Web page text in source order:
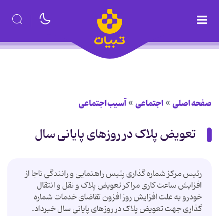
صفحه اصلی اجتماعی آسیب اجتماعی
تعویض پلاک در روزهای پایانی سال
رئیس مرکز شماره گذاری پلیس راهنمایی و رانندگی ناجا از
افزایش ساعت کاری مراکز تعویض پلاک و نقل و انتقال
خودرو به علت افزایش روز افزون تقاضای خدمات شماره
گذاری جهت تعویض پلاک در روزهای پایانی سال خبرداد.